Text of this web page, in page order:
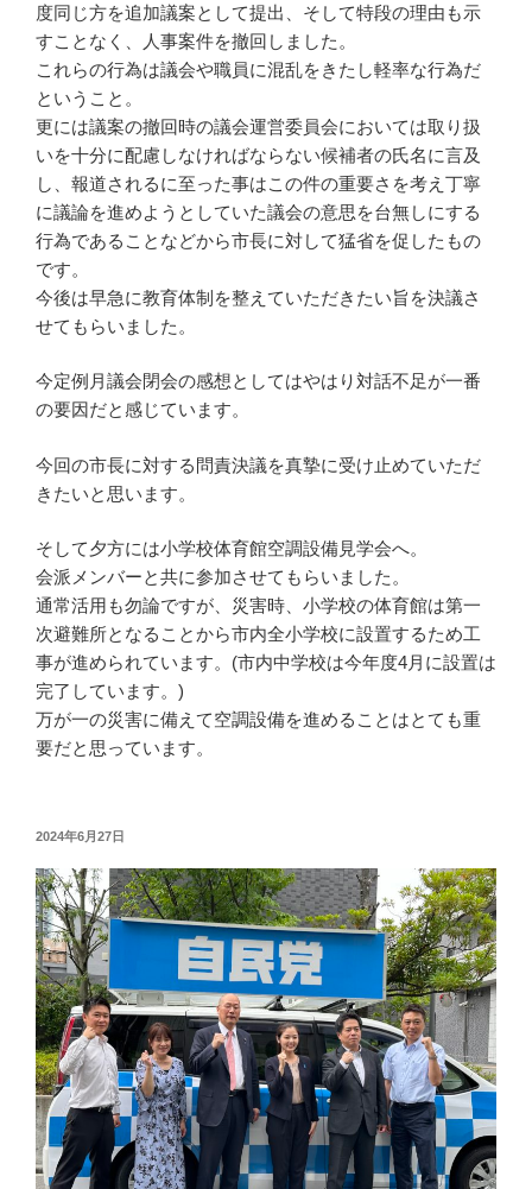
度同じ方を追加議案として提出、そして特段の理由も示
すことなく、人事案件を撤回しました。
これらの行為は議会や職員に混乱をきたし軽率な行為だ
ということ。
更には議案の撤回時の議会運営委員会においては取り扱
いを十分に配慮しなければならない候補者の氏名に言及
し、報道されるに至った事はこの件の重要さを考え丁寧
に議論を進めようとしていた議会の意思を台無しにする
行為であることなどから市長に対して猛省を促したもの
です。
今後は早急に教育体制を整えていただきたい旨を決議さ
せてもらいました。
今定例月議会閉会の感想としてはやはり対話不足が一番
の要因だと感じています。
今回の市長に対する問責決議を真摯に受け止めていただ
きたいと思います。
そして夕方には小学校体育館空調設備見学会へ。
会派メンバーと共に参加させてもらいました。
通常活用も勿論ですが、災害時、小学校の体育館は第一
次避難所となることから市内全小学校に設置するため工
事が進められています。(市内中学校は今年度4月に設置は
完了しています。)
万が一の災害に備えて空調設備を進めることはとても重
要だと思っています。
投
日:
2024年6月27日